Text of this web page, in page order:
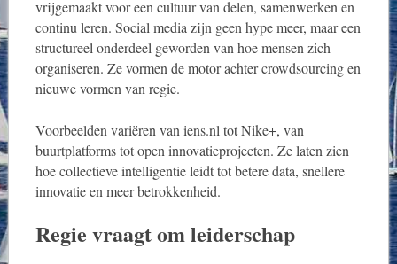
vrijgemaakt voor een cultuur van delen, samenwerken en
continu leren. Social media zijn geen hype meer, maar een
structureel onderdeel geworden van hoe mensen zich
organiseren. Ze vormen de motor achter crowdsourcing en
nieuwe vormen van regie.
Voorbeelden variëren van iens.nl tot Nike+, van
buurtplatforms tot open innovatieprojecten. Ze laten zien
hoe collectieve intelligentie leidt tot betere data, snellere
innovatie en meer betrokkenheid.
Regie vraagt om leiderschap